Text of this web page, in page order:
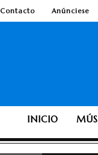
Contacto Anúnciese
INICIO